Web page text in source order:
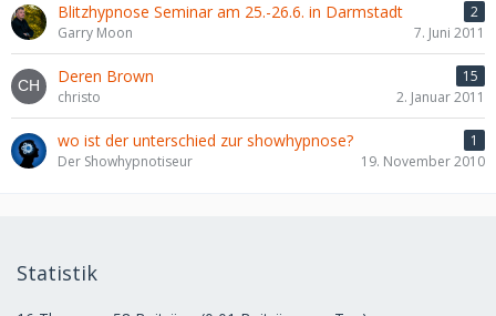
Blitzhypnose Seminar am 25.-26.6. in Darmstadt
2
Garry Moon
7. Juni 2011
Deren Brown
15
christo
2. Januar 2011
wo ist der unterschied zur showhypnose?
1
Der Showhypnotiseur
19. November 2010
Statistik